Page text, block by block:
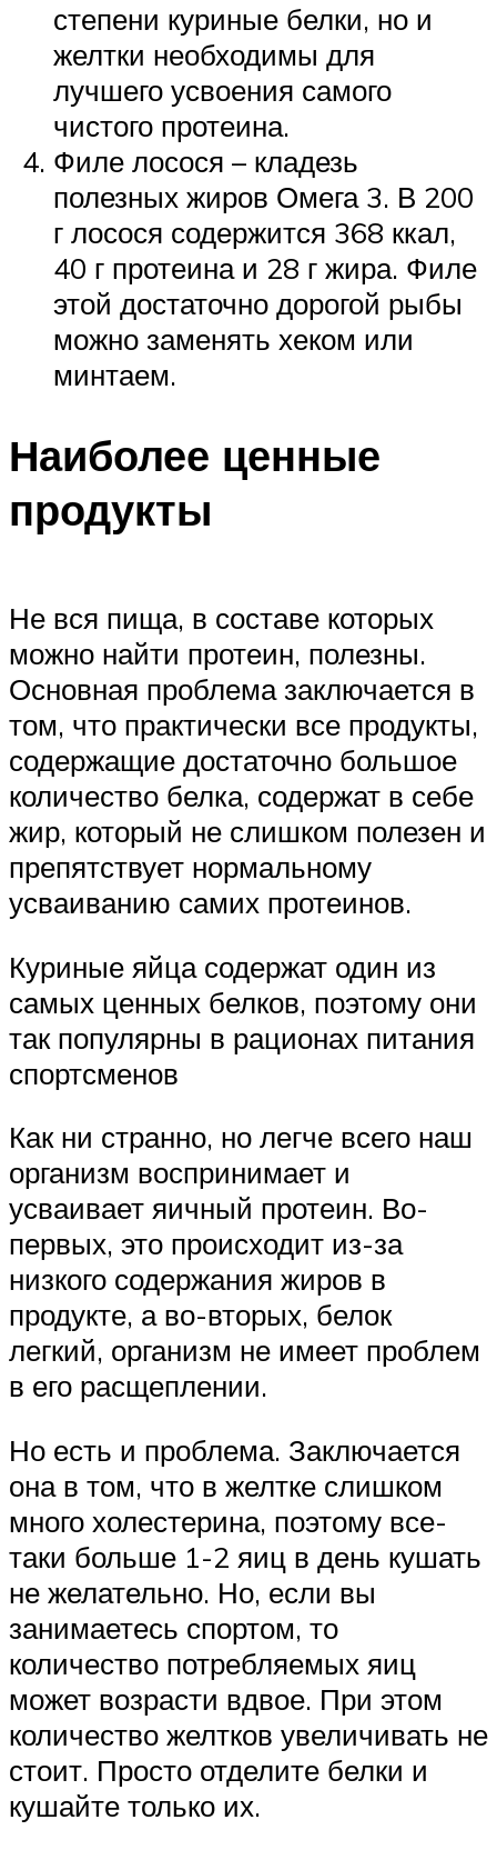
степени куриные белки, но и
желтки необходимы для
лучшего усвоения самого
чистого протеина.
Филе лосося – кладезь
полезных жиров Омега 3. В 200
г лосося содержится 368 ккал,
40 г протеина и 28 г жира. Филе
этой достаточно дорогой рыбы
можно заменять хеком или
минтаем.
Наиболее ценные
продукты
Не вся пища, в составе которых
можно найти протеин, полезны.
Основная проблема заключается в
том, что практически все продукты,
содержащие достаточно большое
количество белка, содержат в себе
жир, который не слишком полезен и
препятствует нормальному
усваиванию самих протеинов.
Куриные яйца содержат один из
самых ценных белков, поэтому они
так популярны в рационах питания
спортсменов
Как ни странно, но легче всего наш
организм воспринимает и
усваивает яичный протеин. Во-
первых, это происходит из-за
низкого содержания жиров в
продукте, а во-вторых, белок
легкий, организм не имеет проблем
в его расщеплении.
Но есть и проблема. Заключается
она в том, что в желтке слишком
много холестерина, поэтому все-
таки больше 1-2 яиц в день кушать
не желательно. Но, если вы
занимаетесь спортом, то
количество потребляемых яиц
может возрасти вдвое. При этом
количество желтков увеличивать не
стоит. Просто отделите белки и
кушайте только их.